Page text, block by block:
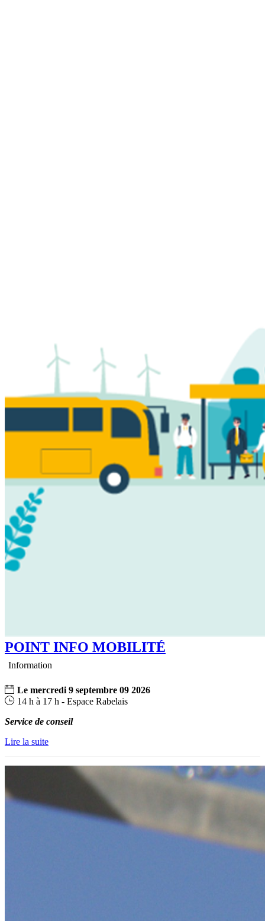
POINT INFO MOBILITÉ
Information
Le mercredi 9 septembre 09 2026
14 h à 17 h - Espace Rabelais
Service de conseil
Lire la suite